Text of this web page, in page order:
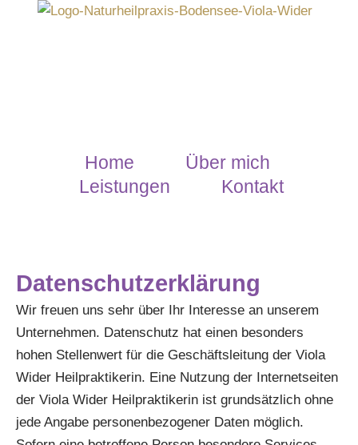
Home
Über mich
Leistungen
Kontakt
Datenschutzerklärung
Wir freuen uns sehr über Ihr Interesse an unserem
Unternehmen. Datenschutz hat einen besonders
hohen Stellenwert für die Geschäftsleitung der Viola
Wider Heilpraktikerin. Eine Nutzung der Internetseiten
der Viola Wider Heilpraktikerin ist grundsätzlich ohne
jede Angabe personenbezogener Daten möglich.